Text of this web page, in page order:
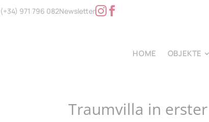
(+34) 971 796 082Newsletter
HOME OBJEKTE
Traumvilla in